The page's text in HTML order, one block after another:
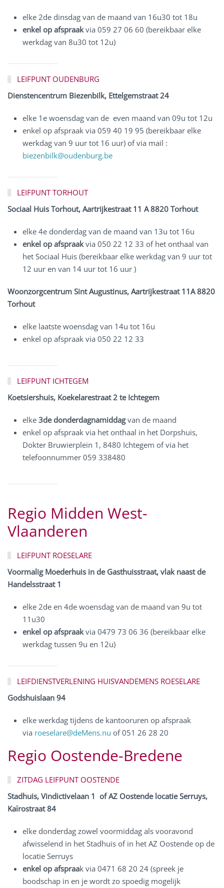
elke 2de dinsdag van de maand van 16u30 tot 18u
enkel op afspraakvia 059 27 06 60 (bereikbaar elke
werkdag van 8u30 tot 12u)
LEIFPUNT OUDENBURG
Dienstencentrum Biezenbilk, Ettelgemstraat 24
elke 1e woensdag van de even maand van 09u tot 12u
enkel op afspraak via 059 40 19 95 (bereikbaar elke
werkdag van 9 uur tot 16 uur) of via mail :
biezenbilk@oudenburg.be
LEIFPUNT TORHOUT
Sociaal Huis Torhout, Aartrijkestraat 11 A 8820 Torhout
elke 4e donderdag van de maand van 13u tot 16u
enkel op afspraakvia 050 22 12 33 of het onthaal van
het Sociaal Huis (bereikbaar elke werkdag van 9 uur tot
12 uur en van 14 uur tot 16 uur )
Woonzorgcentrum Sint Augustinus, Aartrijkestraat 11A 8820
Torhout
elke laatste woensdag van 14u tot 16u
enkel op afspraak via 050 22 12 33
LEIFPUNT ICHTEGEM
Koetsiershuis, Koekelarestraat 2 te Ichtegem
elke 3de donderdagnamiddagvan de maand
enkel op afspraak via het onthaal in het Dorpshuis,
Dokter Bruwierplein 1, 8480 Ichtegem of via het
telefoonnummer 059 338480
Regio Midden West-
Vlaanderen
LEIFPUNT ROESELARE
Voormalig Moederhuis in de Gasthuisstraat, vlak naast de
Handelsstraat 1
elke 2de en 4de woensdag van de maand van 9u tot
11u30
enkel op afspraakvia 0479 73 06 36 (bereikbaar elke
werkdag tussen 9u en 12u)
LEIFDIENSTVERLENING HUISVANDEMENS ROESELARE
Godshuislaan 94
elke werkdag tijdens de kantooruren op afspraak
via roeselare@deMens.nu of 051 26 28 20
Regio Oostende-Bredene
ZITDAG LEIFPUNT OOSTENDE
Stadhuis, Vindictivelaan 1 ofAZ Oostende locatie Serruys,
Kaïrostraat 84
elke donderdag zowel voormiddag als vooravond
afwisselend in het Stadhuis of in het AZ Oostende op de
locatie Serruys
enkel op afspraak via 0471 68 20 24 (spreek je
boodschap in en je wordt zo spoedig mogelijk